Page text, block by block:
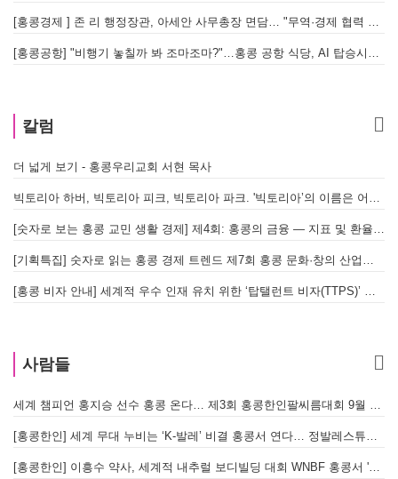
[홍콩경제 ] 존 리 행정장관, 아세안 사무총장 면담… "무역·경제 협력 한층 강화한다"
[홍콩공항] "비행기 놓칠까 봐 조마조마?"…홍콩 공항 식당, AI 탑승시간 계산해 메뉴 추천해 준다
칼럼
더 넓게 보기 - 홍콩우리교회 서현 목사
빅토리아 하버, 빅토리아 피크, 빅토리아 파크. '빅토리아’의 이름은 어떻게 온 걸까? - [이승권 원장의 생활칼럼]
[숫자로 보는 홍콩 교민 생활 경제] 제4회: 홍콩의 금융 — 지표 및 환율, MPF 운영 현황
[기획특집] 숫자로 읽는 홍콩 경제 트렌드 제7회 홍콩 문화·창의 산업의 구조와 분야별 동향
[홍콩 비자 안내] 세계적 우수 인재 유치 위한 ‘탑탤런트 비자(TTPS)’ 주요 요건
사람들
세계 챔피언 홍지승 선수 홍콩 온다… 제3회 홍콩한인팔씨름대회 9월 12일 개최
[홍콩한인] 세계 무대 누비는 ‘K-발레’ 비결 홍콩서 연다… 정발레스튜디오 개원
[홍콩한인] 이흥수 약사, 세계적 내추럴 보디빌딩 대회 WNBF 홍콩서 '마스터 부문 1위' 기염